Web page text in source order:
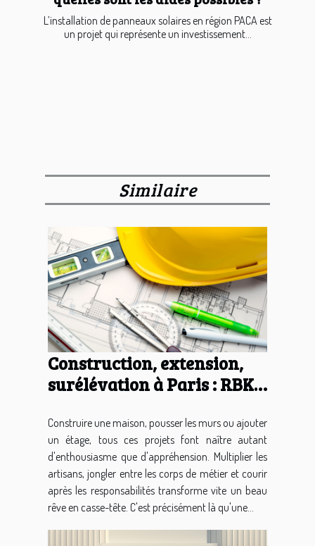
L’installation de panneaux solaires en région PACA est
un projet qui représente un investissement...
Similaire
Construction, extension,
surélévation à Paris : RBK
bâtiment qui pilote votre
projet de A à Z
Construire une maison, pousser les murs ou ajouter
un étage, tous ces projets font naître autant
d'enthousiasme que d'appréhension. Multiplier les
artisans, jongler entre les corps de métier et courir
après les responsabilités transforme vite un beau
rêve en casse-tête. C'est précisément là qu'une...